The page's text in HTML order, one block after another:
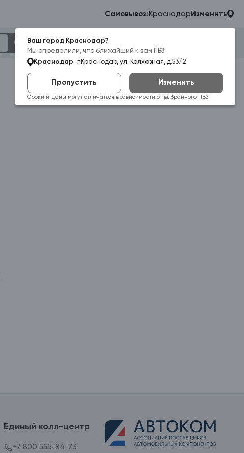
Самовывоз: Краснодар Изменить
Ваш город Краснодар?
Мы определили, что ближайший к вам ПВЗ:
Краснодар
г.Краснодар, ул. Колхозная, д.53/2
Пропустить Изменить
Сроки и цены могут отличаться в зависимости от выбранного ПВЗ
Гараж
Единый колл-центр
+7 800 555-84-73